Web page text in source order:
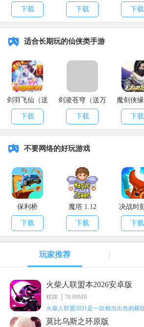
神魔将版）
下载
乱斗）
下载 下载
适合长期玩的仙侠类手游
剑羽飞仙（送
10000真充）
下载
剑凌苍穹（送万
元真充）
下载
魔剑侠
2021充
下载
不要网络的好玩游戏
保利桥
下载
魔塔 1.12
下载
决战时
下载
玩家推荐
火柴人联盟本2026安卓版
棋牌
78.09MB
莫比乌斯之环原版